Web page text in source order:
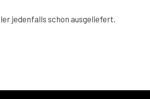
jedenfalls schon ausgeliefert.